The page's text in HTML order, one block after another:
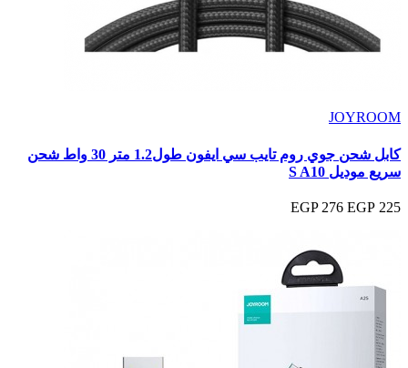
JOYROOM
كابل شحن جوي روم تايب سي ايفون طول1.2 متر 30 واط شحن
سريع موديل S A10
225 EGP
276 EGP